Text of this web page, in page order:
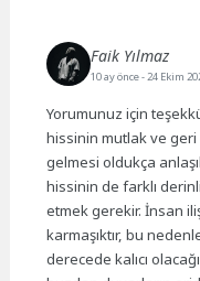
Faik Yılmaz
10 ay önce- 24 Ekim
Yorumunuz için
hissinin mutlak ve geri
gelmesi oldukça
hissinin de farklı
etmek gerekir. İnsan
karmaşıktır, bu
derecede kalıcı